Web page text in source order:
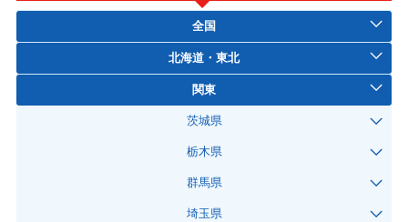
全国
北海道・東北
関東
茨城県
栃木県
群馬県
埼玉県